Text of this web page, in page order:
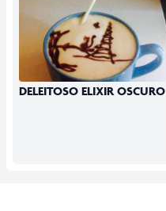
DELEITOSO ELIXIR OSCURO